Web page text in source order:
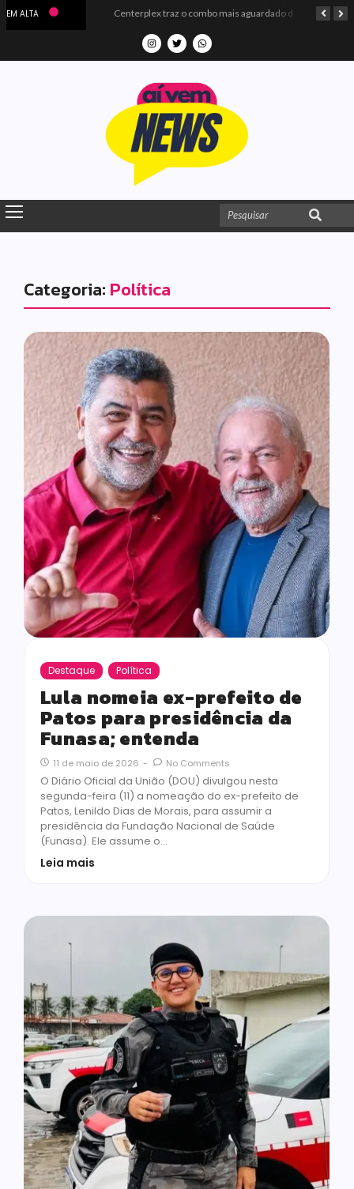
EM ALTA Microdados do Enem 2025 confirmam o ISO Colégio e Cursos entre as quatro melhores escolas da PB Centerplex traz o combo mais aguardado dos oceanos para estreia de Moana
Categoria: Política
Destaque Política
Lula nomeia ex-prefeito de
Patos para presidência da
Funasa; entenda
11 de maio de 2026 - No Comments
O Diário Oficial da União (DOU) divulgou nesta
segunda-feira (11) a nomeação do ex-prefeito de
Patos, Lenildo Dias de Morais, para assumir a
presidência da Fundação Nacional de Saúde
(Funasa). Ele assume o…
Leia mais